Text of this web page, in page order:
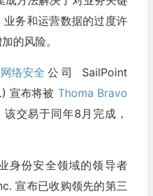
务和运营数据的过度许
的风险。
网络安全 公司 SailPoint
宣布将被 Thoma Bravo
交易于同年8月完成，
身份安全领域的领导者
宣布已收购领先的第三